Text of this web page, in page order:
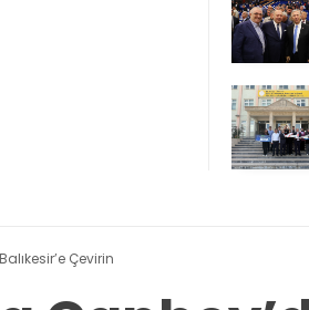
Çevirin